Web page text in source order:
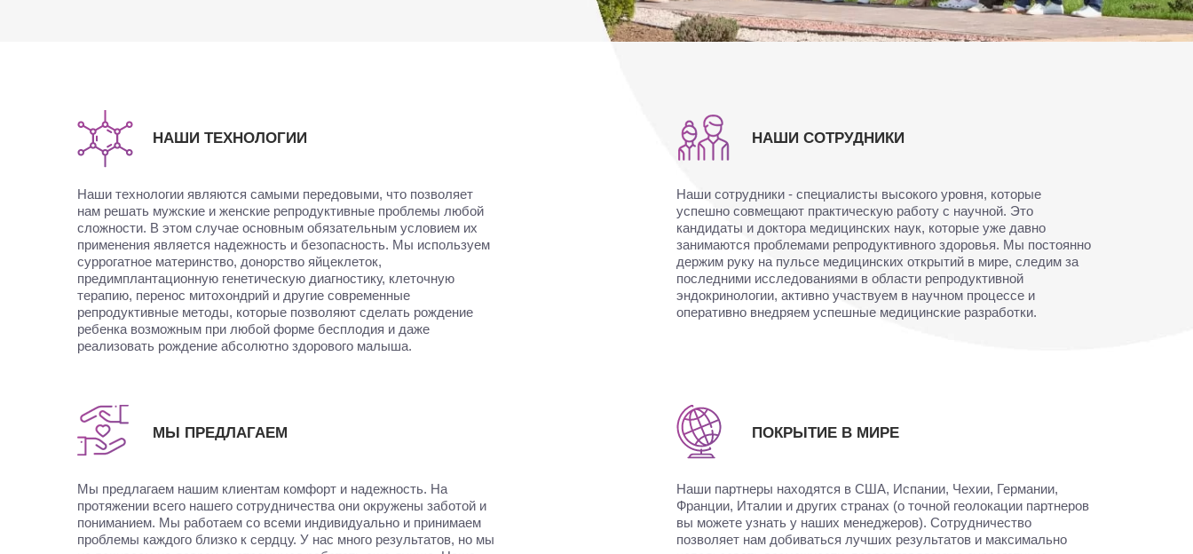
НАШИ ТЕХНОЛОГИИ
Наши технологии являются самыми передовыми, что позволяет
нам решать мужские и женские репродуктивные проблемы любой
сложности. В этом случае основным обязательным условием их
применения является надежность и безопасность. Мы используем
суррогатное материнство, донорство яйцеклеток,
предимплантационную генетическую диагностику, клеточную
терапию, перенос митохондрий и другие современные
репродуктивные методы, которые позволяют сделать рождение
ребенка возможным при любой форме бесплодия и даже
реализовать рождение абсолютно здорового малыша.
НАШИ СОТРУДНИКИ
Наши сотрудники - специалисты высокого уровня, которые
успешно совмещают практическую работу с научной. Это
кандидаты и доктора медицинских наук, которые уже давно
занимаются проблемами репродуктивного здоровья. Мы постоянно
держим руку на пульсе медицинских открытий в мире, следим за
последними исследованиями в области репродуктивной
эндокринологии, активно участвуем в научном процессе и
оперативно внедряем успешные медицинские разработки.
МЫ ПРЕДЛАГАЕМ
Мы предлагаем нашим клиентам комфорт и надежность. На
протяжении всего нашего сотрудничества они окружены заботой и
пониманием. Мы работаем со всеми индивидуально и принимаем
проблемы каждого близко к сердцу. У нас много результатов, но мы
ПОКРЫТИЕ В МИРЕ
Наши партнеры находятся в США, Испании, Чехии, Германии,
Франции, Италии и других странах (о точной геолокации партнеров
вы можете узнать у наших менеджеров). Сотрудничество
позволяет нам добиваться лучших результатов и максимально